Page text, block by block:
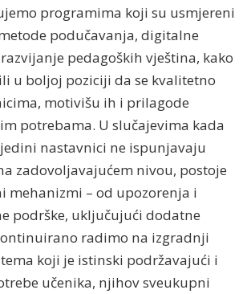
programima koji su usmjereni
podučavanja, digitalne
pedagoških vještina, kako
u boljoj poziciji da se kvalitetno
motivišu ih i prilagode
potrebama. U slučajevima kada
nastavnici ne ispunjavaju
zadovoljavajućem nivou, postoje
mehanizmi – od upozorenja i
podrške, uključujući dodatne
radimo na izgradnji
koji je istinski podržavajući i
učenika, njihov sveukupni